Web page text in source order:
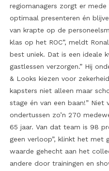
regiomanagers zorgt er
optimaal presenteren én
van krapte op de
klas op het ROC”, meldt
best uniek. Dat is een ideale
gastlessen verzorgen.” Hij
& Looks kiezen voor
kapsters niet alleen maar
stage én van een baan!”
ondertussen zo’n 270
65 jaar. Van dat team is 98
geen verloop”, klinkt het
waarde gehecht aan het
andere door trainingen en